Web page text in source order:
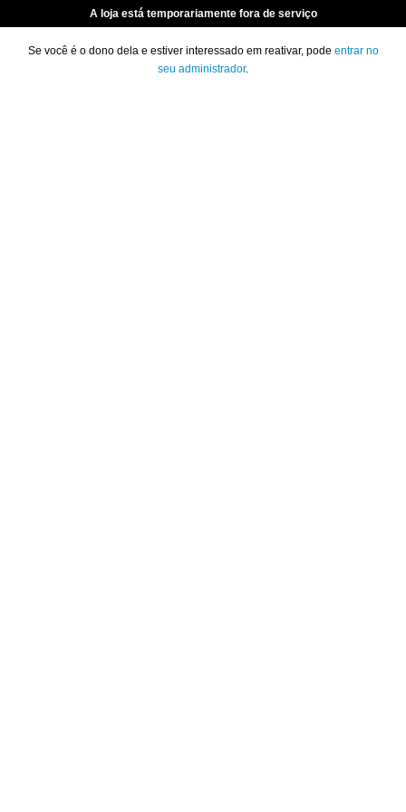
A loja está temporariamente fora de serviço
Se você é o dono dela e estiver interessado em reativar, pode entrar no
seu administrador.